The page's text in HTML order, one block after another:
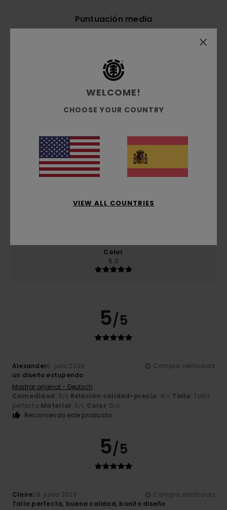
Puntuación media
2 reseñas verificadas
El 100% de nuestros clientes recomiendan este
producto
Relación calidad-precio
Talla
Material
Color
5.0
5/5
Alexander6. julio 2026
Compra verificada
un diseño estupendo
Mostrar original - Deutsch
Comodidad: 5/5 Relación calidad-precio: 4/5 Talla: Talla
perfecta Material: 5/5 Color: 5 /5
Recomiendo este producto
5/5
Claire29. junio 2026
Compra verificada
Talla perfecta, buena calidad, bonito diseño
WELCOME!
CHOOSE YOUR COUNTRY
VIEW ALL COUNTRIES